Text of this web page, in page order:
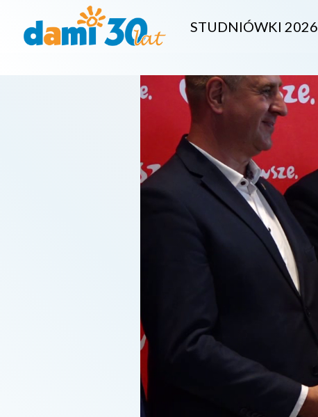
STUDNIÓWKI 2026